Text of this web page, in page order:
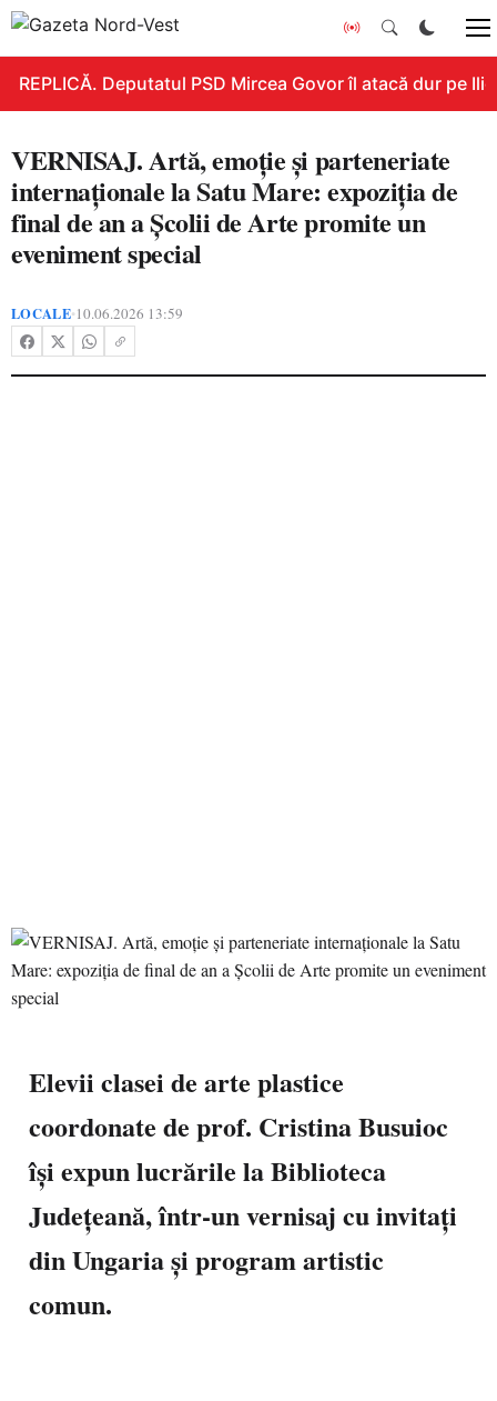
REPLICĂ. Deputatul PSD Mircea Govor îl atacă dur pe
VERNISAJ. Artă, emoție și parteneriate
internaționale la Satu Mare: expoziția de
final de an a Școlii de Arte promite un
eveniment special
LOCALE•10.06.2026 13:59
Elevii clasei de arte plastice
coordonate de prof. Cristina Busuioc
își expun lucrările la Biblioteca
Județeană, într-un vernisaj cu invitați
din Ungaria și program artistic
comun.